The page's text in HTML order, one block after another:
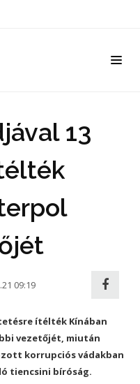
13
09:19
ítélték Kínában
vezetőjét, miután
korrupciós vádakban
tiencsini bíróság.